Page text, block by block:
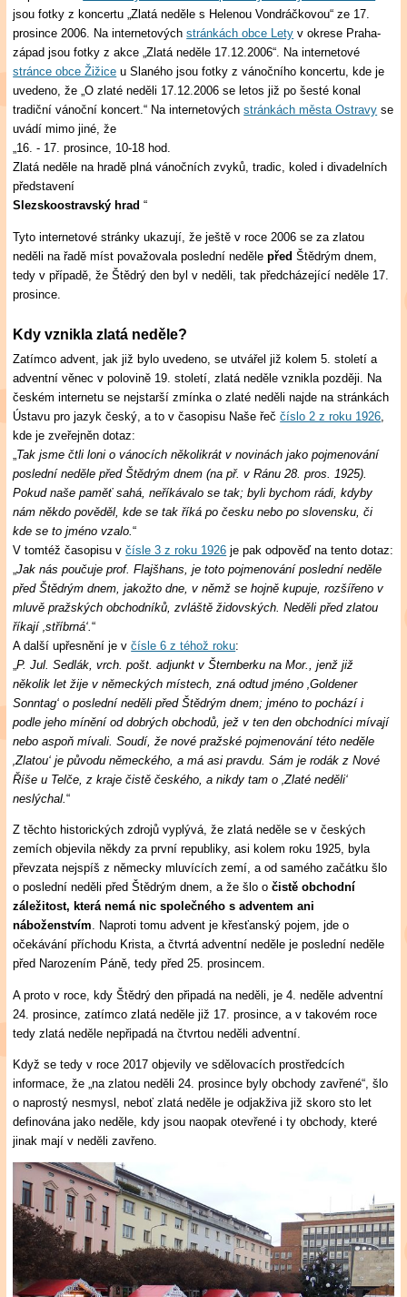
jsou fotky z koncertu „Zlatá neděle s Helenou Vondráčkovou“ ze 17.
prosince 2006. Na internetovýchstránkách obce Lety v okrese Praha-
západ jsou fotky z akce „Zlatá neděle 17.12.2006“. Na internetové
stránce obce Žižice u Slaného jsou fotky z vánočního koncertu, kde je
uvedeno, že „O zlaté neděli 17.12.2006 se letos již po šesté konal
tradiční vánoční koncert.“ Na internetovýchstránkách města Ostravy se
uvádí mimo jiné, že
„16. - 17. prosince, 10-18 hod.
Zlatá neděle na hradě plná vánočních zvyků, tradic, koled i divadelních
představení
Slezskoostravský hrad “
Tyto internetové stránky ukazují, že ještě v roce 2006 se za zlatou
neděli na řadě míst považovala poslední nedělepřed Štědrým dnem,
tedy v případě, že Štědrý den byl v neděli, tak předcházející neděle 17.
prosince.
Kdy vznikla zlatá neděle?
Zatímco advent, jak již bylo uvedeno, se utvářel již kolem 5. století a
adventní věnec v polovině 19. století, zlatá neděle vznikla později. Na
českém internetu se nejstarší zmínka o zlaté neděli najde na stránkách
Ústavu pro jazyk český, a to v časopisu Naše řeččíslo 2 z roku 1926,
kde je zveřejněn dotaz:
„Tak jsme čtli loni o vánocích několikrát v novinách jako pojmenování
poslední neděle před Štědrým dnem (na př. v Ránu 28. pros. 1925).
Pokud naše paměť sahá, neříkávalo se tak; byli bychom rádi, kdyby
nám někdo pověděl, kde se tak říká po česku nebo po slovensku, či
kde se to jméno vzalo.“
V tomtéž časopisu včísle 3 z roku 1926 je pak odpověď na tento dotaz:
„Jak nás poučuje prof. Flajšhans, je toto pojmenování poslední neděle
před Štědrým dnem, jakožto dne, v němž se hojně kupuje, rozšířeno v
mluvě pražských obchodníků, zvláště židovských. Neděli před zlatou
říkají ‚stříbrná‘.“
A další upřesnění je včísle 6 z téhož roku:
„P. Jul. Sedlák, vrch. pošt. adjunkt v Šternberku na Mor., jenž již
několik let žije v německých místech, zná odtud jméno ‚Goldener
Sonntag‘ o poslední neděli před Štědrým dnem; jméno to pochází i
podle jeho mínění od dobrých obchodů, jež v ten den obchodníci mívají
nebo aspoň mívali. Soudí, že nové pražské pojmenování této neděle
‚Zlatou‘ je původu německého, a má asi pravdu. Sám je rodák z Nové
Říše u Telče, z kraje čistě českého, a nikdy tam o ‚Zlaté neděli‘
neslýchal.“
Z těchto historických zdrojů vyplývá, že zlatá neděle se v českých
zemích objevila někdy za první republiky, asi kolem roku 1925, byla
převzata nejspíš z německy mluvících zemí, a od samého začátku šlo
o poslední neděli před Štědrým dnem, a že šlo očistě obchodní
záležitost, která nemá nic společného s adventem ani
náboženstvím. Naproti tomu advent je křesťanský pojem, jde o
očekávání příchodu Krista, a čtvrtá adventní neděle je poslední neděle
před Narozením Páně, tedy před 25. prosincem.
A proto v roce, kdy Štědrý den připadá na neděli, je 4. neděle adventní
24. prosince, zatímco zlatá neděle již 17. prosince, a v takovém roce
tedy zlatá neděle nepřipadá na čtvrtou neděli adventní.
Když se tedy v roce 2017 objevily ve sdělovacích prostředcích
informace, že „na zlatou neděli 24. prosince byly obchody zavřené“, šlo
o naprostý nesmysl, neboť zlatá neděle je odjakživa již skoro sto let
definována jako neděle, kdy jsou naopak otevřené i ty obchody, které
jinak mají v neděli zavřeno.